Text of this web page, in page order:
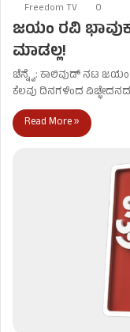
Freedom TV 0
ಜಯಂ ರವಿ
ಮಾಡಲ್ಲ!
ಚೆನ್ನೈ: ಕಾಲಿವುಡ್ ನಟ
ಕೆಲವು ದಿನಗಳಿಂದ ವಿಚ್ಛೇದನದ
Read More »